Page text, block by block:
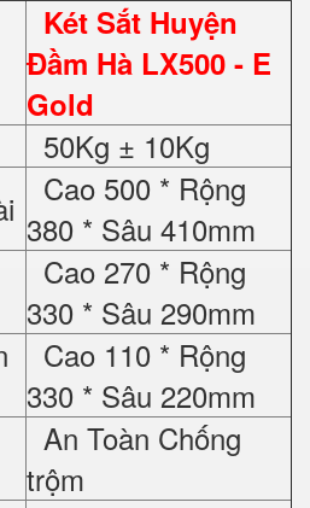
Két Sắt Huyện
Đầm Hà LX500 - E
Gold
50Kg ± 10Kg
Cao 500 * Rộng
380 * Sâu 410mm
Cao 270 * Rộng
330 * Sâu 290mm
Cao 110 * Rộng
330 * Sâu 220mm
An Toàn Chống
trộm